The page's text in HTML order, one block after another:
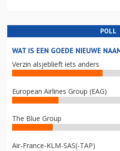
POLL
WAT IS EEN GOEDE NIEUWE
Verzin alsjeblieft iets anders
European Airlines Group (EAG)
The Blue Group
Air-France-KLM-SAS(-TAP)